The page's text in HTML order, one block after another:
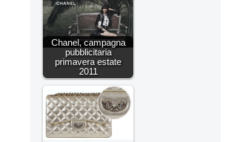
Chanel, campagna
pubblicitaria
primavera estate
2011